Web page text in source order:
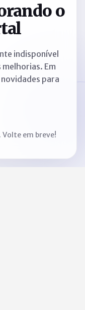
o
indisponível
Em
para
Volte em breve!